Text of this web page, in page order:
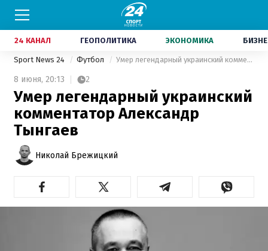
24 КАНАЛ ГЕОПОЛИТИКА ЭКОНОМИКА
Sport News 24 Футбол Умер легендарный украинский комментатор Александр Тынгаев
8 июня, 20:13 2
Умер легендарный украинский
комментатор Александр
Тынгаев
Николай Брежицкий